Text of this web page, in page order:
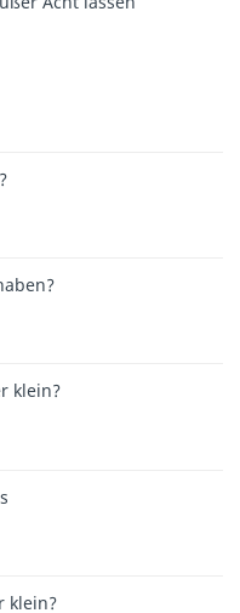
klein?
klein?